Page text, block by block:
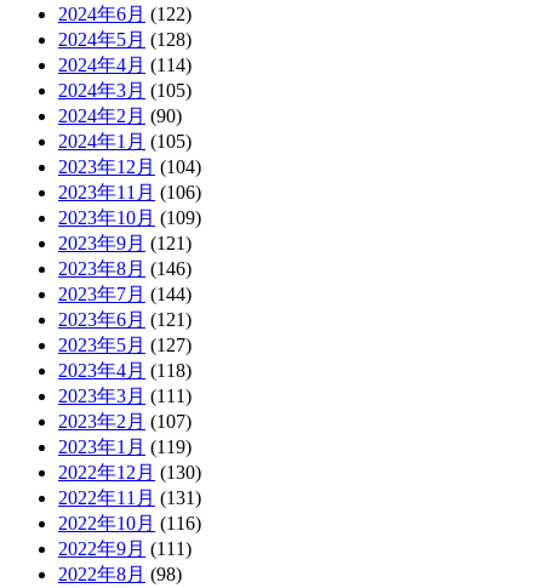
2024年6月 (122)
2024年5月 (128)
2024年4月 (114)
2024年3月 (105)
2024年2月 (90)
2024年1月 (105)
2023年12月 (104)
2023年11月 (106)
2023年10月 (109)
2023年9月 (121)
2023年8月 (146)
2023年7月 (144)
2023年6月 (121)
2023年5月 (127)
2023年4月 (118)
2023年3月 (111)
2023年2月 (107)
2023年1月 (119)
2022年12月 (130)
2022年11月 (131)
2022年10月 (116)
2022年9月 (111)
2022年8月 (98)